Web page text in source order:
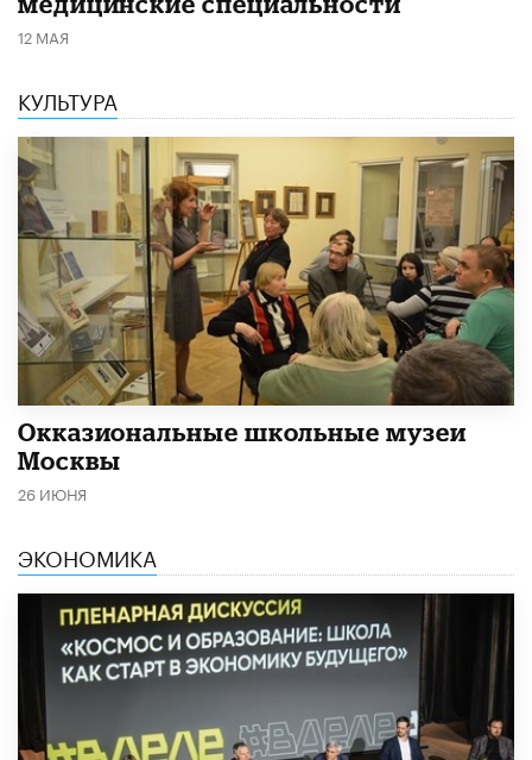
12 МАЯ
КУЛЬТУРА
​Окказиональные школьные музеи
Москвы
26 ИЮНЯ
ЭКОНОМИКА